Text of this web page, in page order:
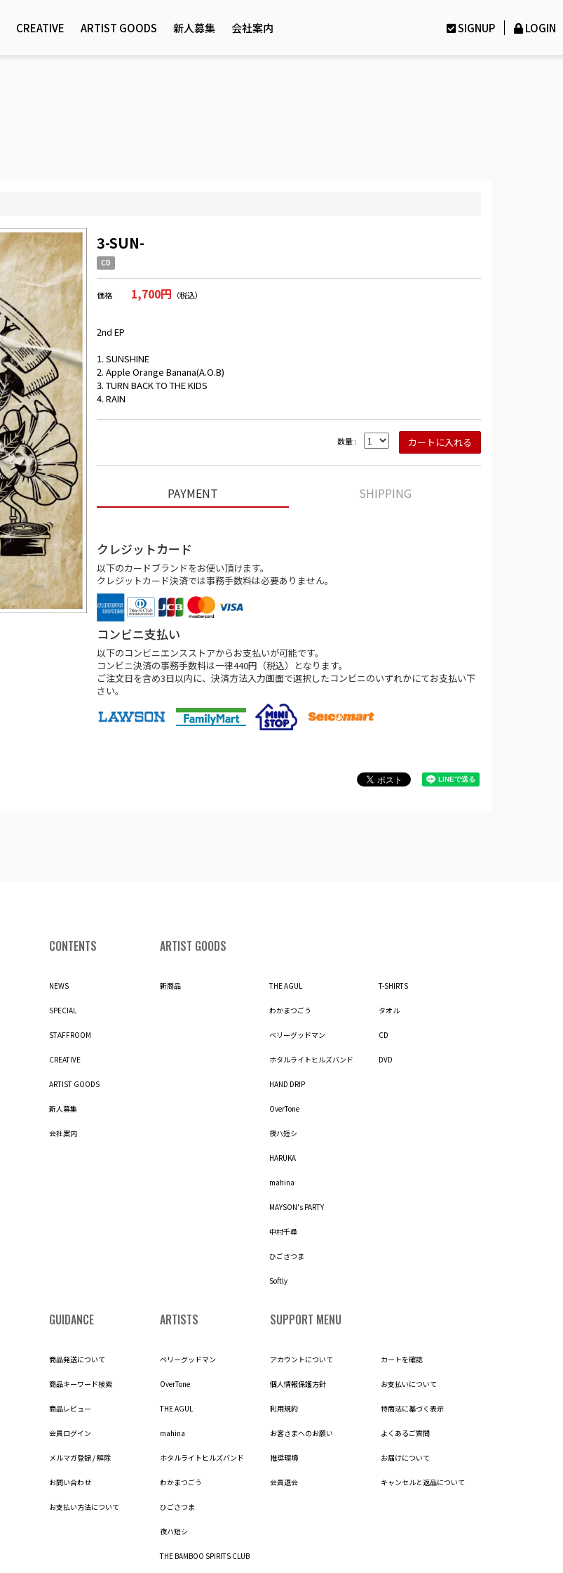
CREATIVE ARTIST GOODS 新人募集 会社案内 SIGNUP LOGIN
3-SUN-
CD
価格 1,700円 （税込）
2nd EP
1. SUNSHINE
2. Apple Orange Banana(A.O.B)
3. TURN BACK TO THE KIDS
4. RAIN
数量 :
PAYMENT SHIPPING
クレジットカード
以下のカードブランドをお使い頂けます。
クレジットカード決済では事務手数料は必要ありません。
コンビニ支払い
以下のコンビニエンスストアからお支払いが可能です。
コンビニ決済の事務手数料は一律440円（税込）となります。
ご注文日を含め3日以内に、決済方法入力画面で選択したコンビニのいずれかにてお支払い下
さい。
CONTENTS
NEWS
SPECIAL
STAFFROOM
CREATIVE
ARTIST GOODS
新人募集
会社案内
ARTIST GOODS
新商品 THE AGUL
わかまつごう
ベリーグッドマン
ホタルライトヒルズバンド
HAND DRIP
OverTone
夜ハ短シ
HARUKA
mahina
MAYSON's PARTY
中村千尋
ひごさつま
Softly
T-SHIRTS
タオル
CD
DVD
GUIDANCE
商品発送について
商品キーワード検索
商品レビュー
会員ログイン
メルマガ登録 / 解除
お問い合わせ
お支払い方法について
ARTISTS
ベリーグッドマン
OverTone
THE AGUL
mahina
ホタルライトヒルズバンド
わかまつごう
ひごさつま
夜ハ短シ
THE BAMBOO SPIRITS CLUB
SUPPORT MENU
アカウントについて
個人情報保護方針
利用規約
お客さまへのお願い
推奨環境
会員退会
カートを確認
お支払いについて
特商法に基づく表示
よくあるご質問
お届けについて
キャンセルと返品について